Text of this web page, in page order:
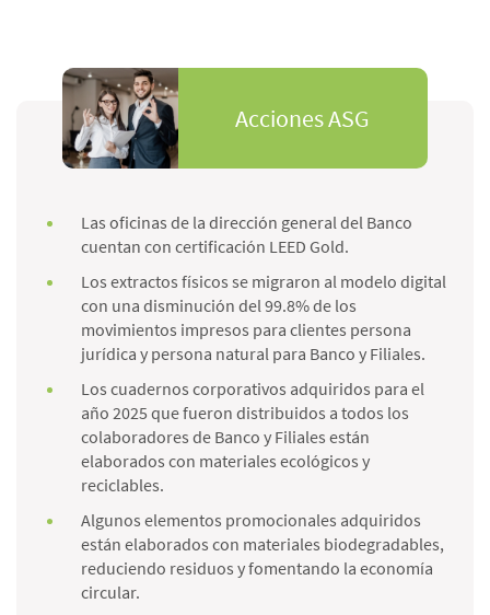
Acciones ASG
Las oficinas de la dirección general del Banco
cuentan con certificación LEED Gold.
Los extractos físicos se migraron al modelo digital
con una disminución del 99.8% de los
movimientos impresos para clientes persona
jurídica y persona natural para Banco y Filiales.
Los cuadernos corporativos adquiridos para el
año 2025 que fueron distribuidos a todos los
colaboradores de Banco y Filiales están
elaborados con materiales ecológicos y
reciclables.
Algunos elementos promocionales adquiridos
están elaborados con materiales biodegradables,
reduciendo residuos y fomentando la economía
circular.